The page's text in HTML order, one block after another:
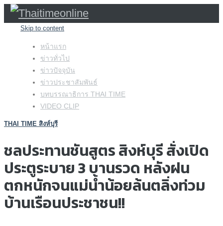
Skip to content
หน้าแรก
ข่าวทั่วไป
ข่าวปัจจุบัน
ข่าวประชาสัมพันธ์
บทบรรณาธิการ THAI TIME
VIDEO CLIP
THAI TIME สิงห์บุรี
ชลประทานชันสูตร สิงห์บุรี สั่งเปิด
ประตูระบาย 3 บานรวด หลังฝน
ตกหนักจนแม่น้ำน้อยล้นตลิ่งท่วม
บ้านเรือนประชาชน!!